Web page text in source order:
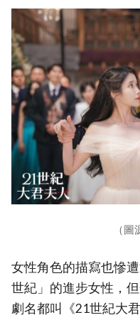
（
女性角色的描寫也慘
世紀」的進步女性，
劇名都叫《21世紀大